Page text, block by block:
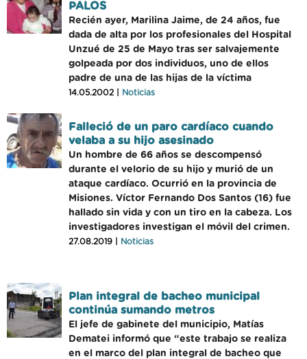
PALOS
Recién ayer, Marilina Jaime, de 24 años, fue
dada de alta por los profesionales del Hospital
Unzué de 25 de Mayo tras ser salvajemente
golpeada por dos individuos, uno de ellos
padre de una de las hijas de la víctima
14.05.2002 | Noticias
Falleció de un paro cardíaco cuando
velaba a su hijo asesinado
Un hombre de 66 años se descompensó
durante el velorio de su hijo y murió de un
ataque cardíaco. Ocurrió en la provincia de
Misiones. Víctor Fernando Dos Santos (16) fue
hallado sin vida y con un tiro en la cabeza. Los
investigadores investigan el móvil del crimen.
27.08.2019 | Noticias
Plan integral de bacheo municipal
continúa sumando metros
El jefe de gabinete del municipio, Matías
Dematei informó que “este trabajo se realiza
en el marco del plan integral de bacheo que